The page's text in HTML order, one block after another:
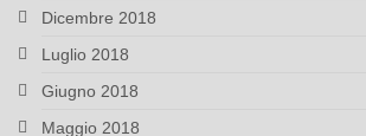
Dicembre 2018
Luglio 2018
Giugno 2018
Maggio 2018